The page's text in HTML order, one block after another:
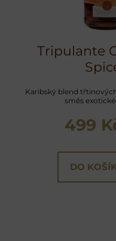
Tripulante
Karibský blend
směs
499
DO